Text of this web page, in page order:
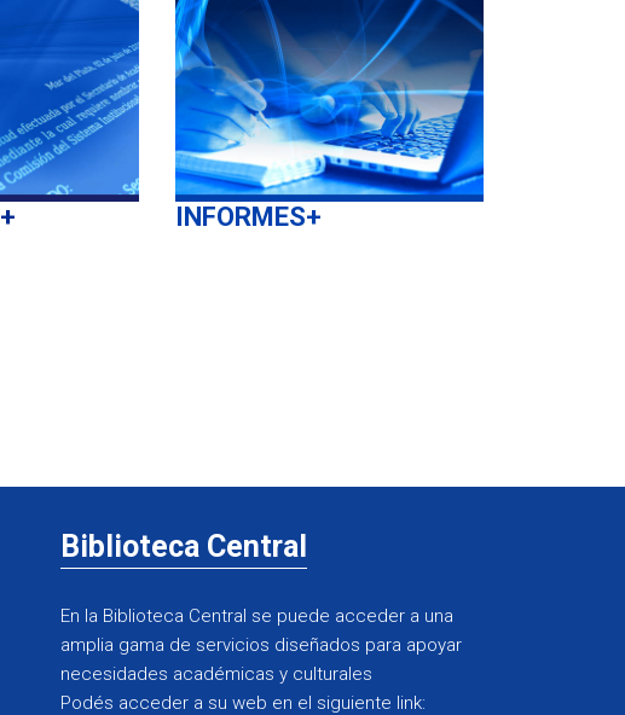
+ INFORMES+
Biblioteca Central
En la Biblioteca Central se puede acceder a una
amplia gama de servicios diseñados para apoyar
necesidades académicas y culturales
Podés acceder a su web en el siguiente link: